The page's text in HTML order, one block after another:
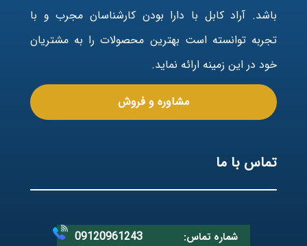
باشد. آراد کابل با دارا بودن کارشناسان مجرب و با
تجربه توانسته است بهترین محصولات را به مشتریان
خود در این زمینه ارائه نماید.
مشاوره و فروش
تماس با ما
شماره تماس: 09120961243